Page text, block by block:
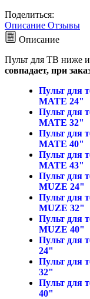
Поделиться:
Описание Отзывы
Описание
Пульт для ТВ ниже
совпадает, при
Пульт для
MATE 24"
Пульт для
MATE 32"
Пульт для
MATE 40"
Пульт для
MATE 43"
Пульт для
MUZE 24"
Пульт для
MUZE 32"
Пульт для
MUZE 40"
Пульт для
24"
Пульт для
32"
Пульт для
40"